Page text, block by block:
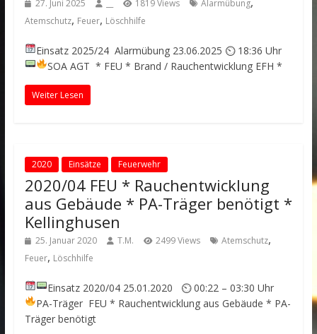
27. Juni 2025 1819 Views Alarmübung
Atemschutz, Feuer, Löschhilfe
Einsatz 2025/24 Alarmübung 23.06.2025 ⏲ 18:36 Uhr
SOA AGT * FEU * Brand / Rauchentwicklung EFH *
Weiter Lesen
2020 Einsätze Feuerwehr
2020/04 FEU * Rauchentwicklung
aus Gebäude * PA-Träger benötigt *
Kellinghusen
25. Januar 2020 T.M. 2499 Views Atemschutz,
Feuer, Löschhilfe
Einsatz 2020/04 25.01.2020 ⏲ 00:22 – 03:30 Uhr
PA-Träger FEU * Rauchentwicklung aus Gebäude * PA-
Träger benötigt